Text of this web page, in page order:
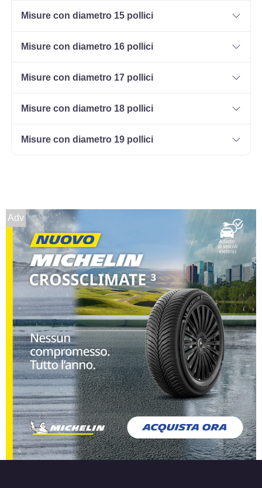
Misure con diametro 15 pollici
Misure con diametro 16 pollici
Misure con diametro 17 pollici
Misure con diametro 18 pollici
Misure con diametro 19 pollici
Adv